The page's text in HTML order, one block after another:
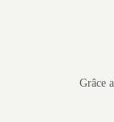
Grâce